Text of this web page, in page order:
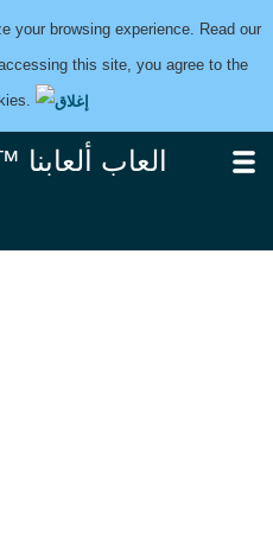
your browsing experience. Read our
this site, you agree to the
العاب